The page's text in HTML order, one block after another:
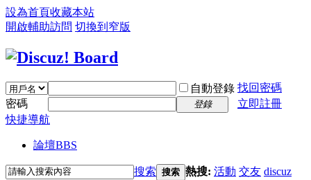
設為首頁收藏本站
開啟輔助訪問 切換到窄版
自動登錄 找回密碼
密碼
登錄
立即註冊
快捷導航
論壇BBS
搜索 搜索 熱搜: 活動 交友 discuz